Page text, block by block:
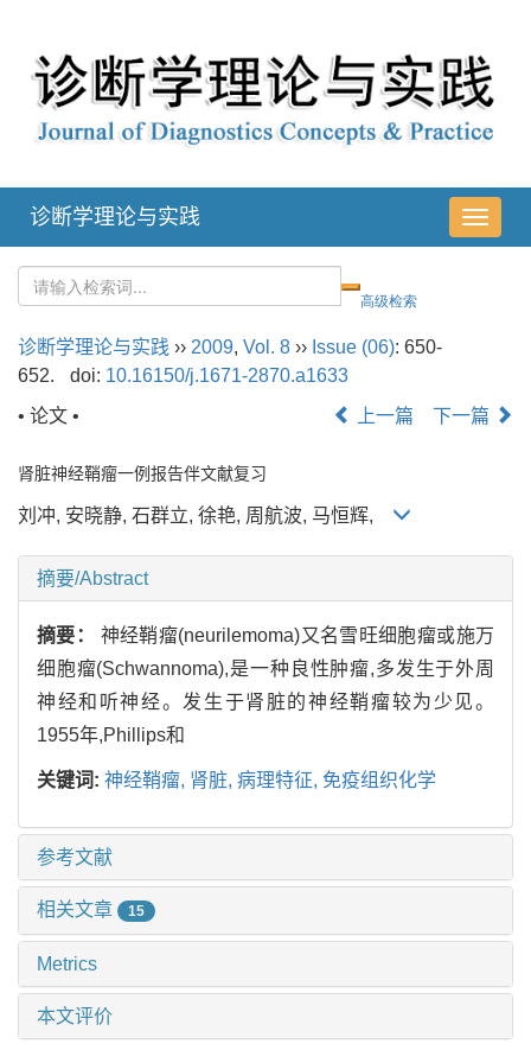
导
航
诊断学理论与实践
诊断学理论与实践 ›› 2009, Vol. 8 ›› Issue (06): 650-
652.
doi: 10.16150/j.1671-2870.a1633
• 论文 •
上一篇 下一篇
肾脏神经鞘瘤一例报告伴文献复习
刘冲, 安晓静, 石群立, 徐艳, 周航波, 马恒辉,
摘要/Abstract
摘要： 神经鞘瘤(neurilemoma)又名雪旺细胞瘤或施万
细胞瘤(Schwannoma),是一种良性肿瘤,多发生于外周
神经和听神经。发生于肾脏的神经鞘瘤较为少见。
1955年,Phillips和
关键词: 神经鞘瘤, 肾脏, 病理特征, 免疫组织化学
参考文献
相关文章 15
Metrics
本文评价